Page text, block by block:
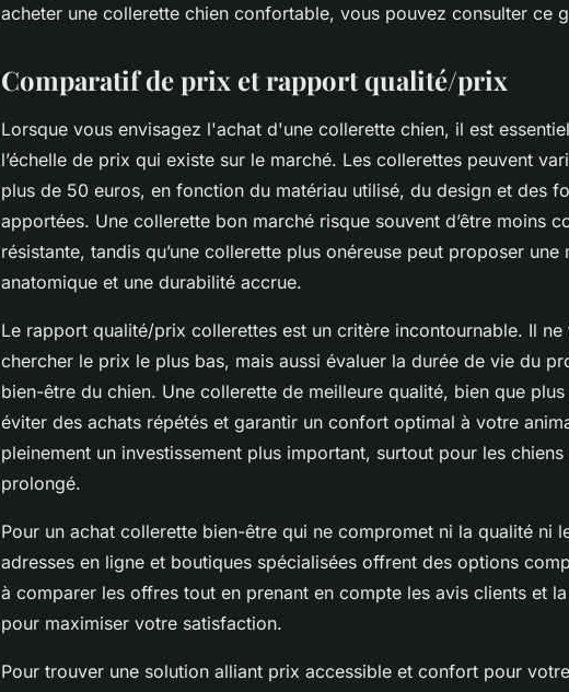
acheter une collerette chien confortable, vous pouvez consulter ce
Comparatif de prix et rapport qualité/prix
Lorsque vous envisagez l'achat d'une collerette chien, il est
l’échelle de prix qui existe sur le marché. Les collerettes peuvent
plus de 50 euros, en fonction du matériau utilisé, du design et des
apportées. Une collerette bon marché risque souvent d’être moins
résistante, tandis qu’une collerette plus onéreuse peut proposer
anatomique et une durabilité accrue.
Le rapport qualité/prix collerettes est un critère incontournable. Il ne
chercher le prix le plus bas, mais aussi évaluer la durée de vie du
bien-être du chien. Une collerette de meilleure qualité, bien que
éviter des achats répétés et garantir un confort optimal à votre
pleinement un investissement plus important, surtout pour les
prolongé.
Pour un achat collerette bien-être qui ne compromet ni la qualité ni
adresses en ligne et boutiques spécialisées offrent des options
à comparer les offres tout en prenant en compte les avis clients et
pour maximiser votre satisfaction.
Pour trouver une solution alliant prix accessible et confort pour